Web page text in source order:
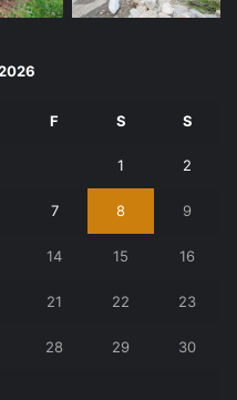
F S S
1 2
7 8 9
14 15 16
21 22 23
28 29 30